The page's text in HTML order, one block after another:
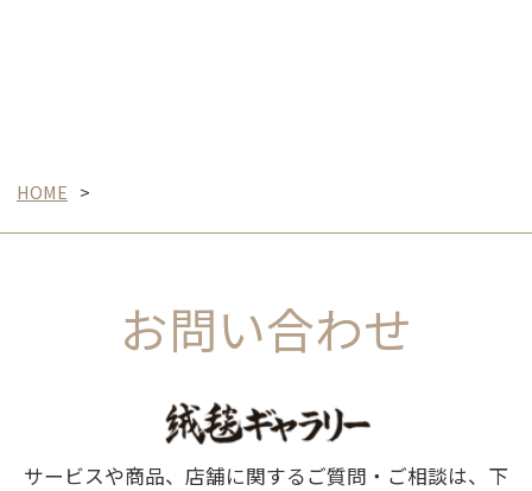
HOME
お問い合わせ
サービスや商品、店舗に関するご質問・ご相談は、下